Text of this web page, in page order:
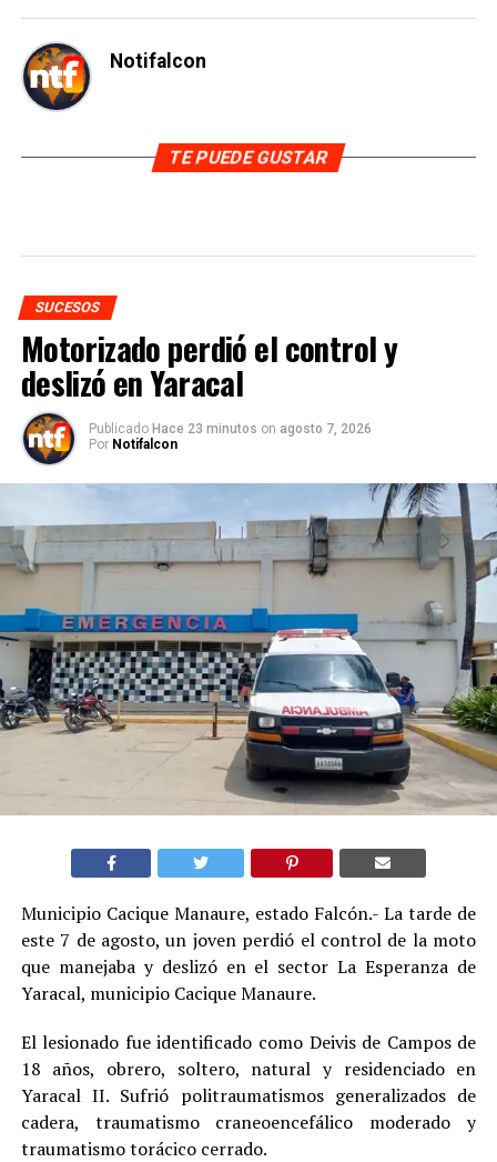
Notifalcon
TE PUEDE GUSTAR
SUCESOS
Motorizado perdió el control y
deslizó en Yaracal
Publicado Hace 23 minutos on agosto 7, 2026
Por Notifalcon
Municipio Cacique Manaure, estado Falcón.- La tarde de
este 7 de agosto, un joven perdió el control de la moto
que manejaba y deslizó en el sector La Esperanza de
Yaracal, municipio Cacique Manaure.
El lesionado fue identificado como Deivis de Campos de
18 años, obrero, soltero, natural y residenciado en
Yaracal II. Sufrió politraumatismos generalizados de
cadera, traumatismo craneoencefálico moderado y
traumatismo torácico cerrado.